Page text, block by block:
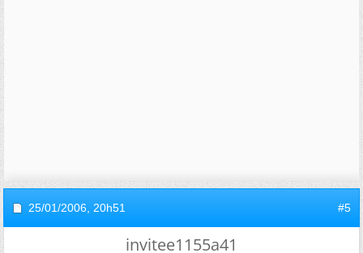
25/01/2006, 20h51 #5
invitee1155a41